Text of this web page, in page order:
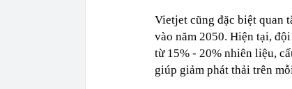
Vietjet cũng đặc biệt quan
vào năm 2050. Hiện tại,
từ 15% - 20% nhiên liệu,
giúp giảm phát thải trên